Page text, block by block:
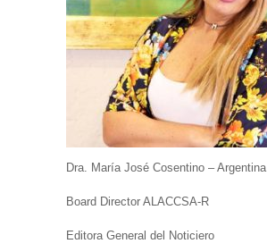
Dra. María José Cosentino – Argentina
Board Director ALACCSA-R
Editora General del Noticiero